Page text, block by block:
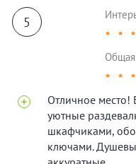
5
★ ★ ★
Общая
★ ★ ★
Отличное место!
уютные
шкафчиками,
ключами.